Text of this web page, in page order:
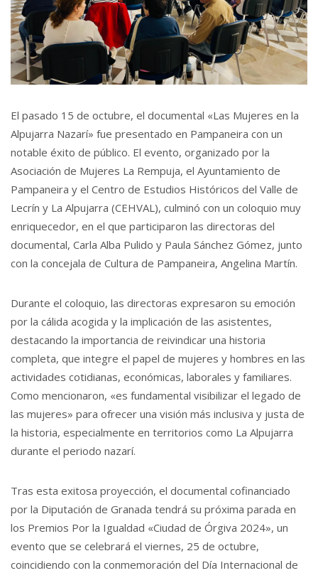
El pasado 15 de octubre, el documental «Las Mujeres en la
Alpujarra Nazarí» fue presentado en Pampaneira con un
notable éxito de público. El evento, organizado por la
Asociación de Mujeres La Rempuja, el Ayuntamiento de
Pampaneira y el Centro de Estudios Históricos del Valle de
Lecrín y La Alpujarra (CEHVAL), culminó con un coloquio muy
enriquecedor, en el que participaron las directoras del
documental, Carla Alba Pulido y Paula Sánchez Gómez, junto
con la concejala de Cultura de Pampaneira, Angelina Martín.
Durante el coloquio, las directoras expresaron su emoción
por la cálida acogida y la implicación de las asistentes,
destacando la importancia de reivindicar una historia
completa, que integre el papel de mujeres y hombres en las
actividades cotidianas, económicas, laborales y familiares.
Como mencionaron, «es fundamental visibilizar el legado de
las mujeres» para ofrecer una visión más inclusiva y justa de
la historia, especialmente en territorios como La Alpujarra
durante el periodo nazarí.
Tras esta exitosa proyección, el documental cofinanciado
por la Diputación de Granada tendrá su próxima parada en
los Premios Por la Igualdad «Ciudad de Órgiva 2024», un
evento que se celebrará el viernes, 25 de octubre,
coincidiendo con la conmemoración del Día Internacional de